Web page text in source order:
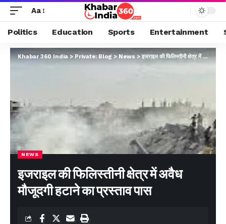
Aa
Politics Education Sports Entertainment
Khabar 360 India > Private: Blog>News>इजराइल की फिलिस्तीनी क्षेत्र में अवैध मौजूदगी हटाने का प्रस्ताव पास
NEWS
इजराइल की फिलिस्तीनी क्षेत्र में अवैध
मौजूदगी हटाने का प्रस्ताव पास